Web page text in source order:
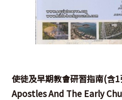
使徒及早期教會研習指南(含
Apostles And The Early